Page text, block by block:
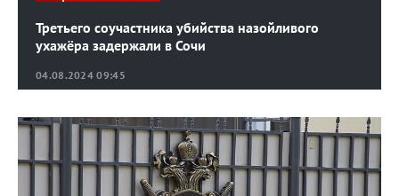
04.08.2024 09:45
Третьего соучастника убийства назойливого
ухажёра задержали в Сочи